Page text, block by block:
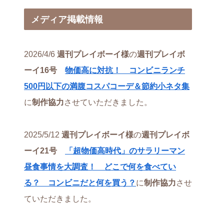
メディア掲載情報
2026/4/6 週刊プレイボーイ様の週刊プレイボ
ーイ16号 物価高に対抗！ コンビニランチ
500円以下の満腹コスパコーデ＆節約小ネタ集
に制作協力させていただきました。
2025/5/12 週刊プレイボーイ様の週刊プレイボ
ーイ21号
「超物価高時代」のサラリーマン
昼食事情を大調査！ どこで何を食べてい
る？ コンビニだと何を買う？ に制作協力させ
ていただきました。